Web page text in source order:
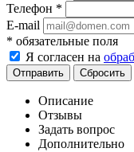
Телефон *
E-mail
* обязательные поля
Я согласен на
Сбросить
Описание
Отзывы
Задать вопрос
Дополнительно